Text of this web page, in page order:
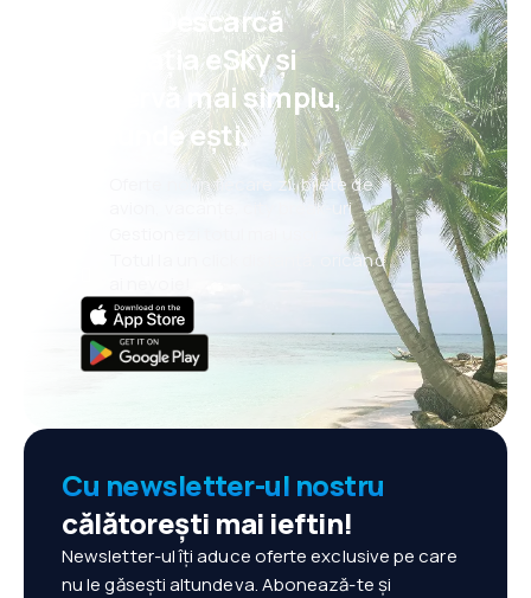
Psst! Descarcă
aplicația eSky și
rezervă mai simplu,
oriunde ești.
Oferte noi în fiecare zi: bilete de
avion, vacanțe, city break-uri
Totul la un click distanță, oricând
Cu newsletter-ul nostru
călătorești mai ieftin!
Newsletter-ul îți aduce oferte exclusive pe care
nu le găsești altundeva. Abonează-te și